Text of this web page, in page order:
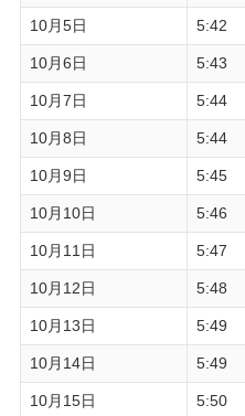
10月5日 5:42
10月6日 5:43
10月7日 5:44
10月8日 5:44
10月9日 5:45
10月10日 5:46
10月11日 5:47
10月12日 5:48
10月13日 5:49
10月14日 5:49
10月15日 5:50